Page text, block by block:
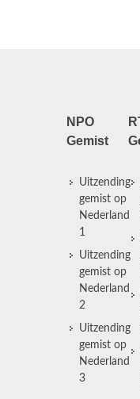
NPO
Gemist
Uitzending
gemist op
Nederland
1
Uitzending
gemist op
Nederland
2
Uitzending
gemist op
Nederland
3